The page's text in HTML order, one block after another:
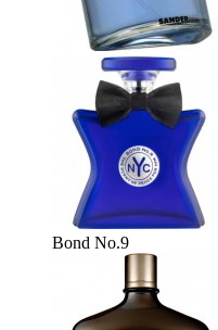
Bond No.9